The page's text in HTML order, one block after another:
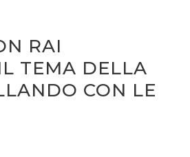
RAI
TEMA DELLA
CON LE